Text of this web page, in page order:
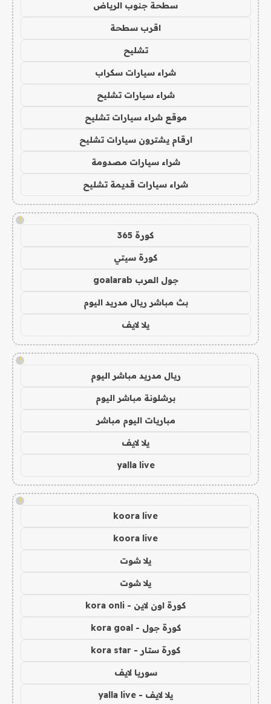
سطحة جنوب الرياض
اقرب سطحة
تشليح
شراء سيارات سكراب
شراء سيارات تشليح
موقع شراء سيارات تشليح
ارقام يشترون سيارات تشليح
شراء سيارات مصدومة
شراء سيارات قديمة تشليح
!
كورة 365
كورة سيتي
جول العرب goalarab
بث مباشر ريال مدريد اليوم
يلا لايف
!
ريال مدريد مباشر اليوم
برشلونة مباشر اليوم
مباريات اليوم مباشر
يلا لايف
yalla live
!
koora live
koora live
يلا شوت
يلا شوت
كورة اون لاين - kora onli
كورة جول - kora goal
كورة ستار - kora star
سوريا لايف
يلا لايف - yalla live